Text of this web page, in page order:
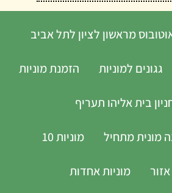
מראשון לציון לתל אביב
גגונים למוניות הזמנת מוניות
בית אליהו תעריף
מונית מתחיל מוניות 10
מוניות אחדות